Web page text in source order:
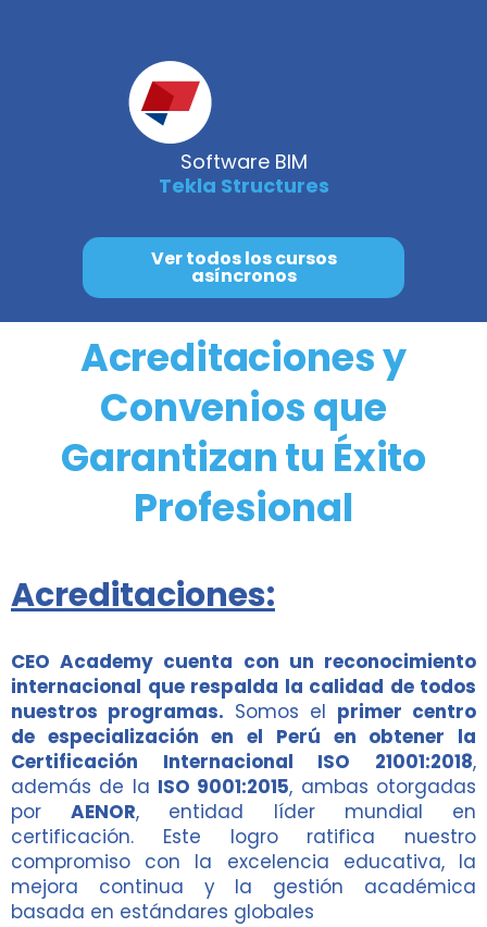
Software BIM
Tekla Structures
Ver todos los cursos
asíncronos
Acreditaciones y
Convenios que
Garantizan tu Éxito
Profesional
Acreditaciones:
CEO Academy cuenta con un reconocimiento
internacional que respalda la calidad de todos
nuestros programas. Somos el primer centro
de especialización en el Perú en obtener la
Certificación Internacional ISO 21001:2018,
además de la ISO 9001:2015, ambas otorgadas
porAENOR, entidad líder mundial en
certificación. Este logro ratifica nuestro
compromiso con la excelencia educativa, la
mejora continua y la gestión académica
basada en estándares globales